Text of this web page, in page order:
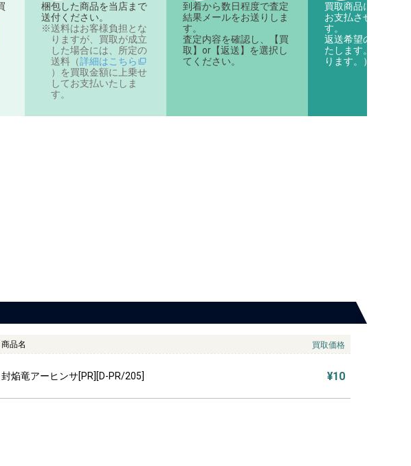
梱包した商品を当店まで
送付ください。
送料はお客様負担とな
りますが、買取が成立
した場合には、所定の
送料（詳細はこちら
）を買取金額に上乗せ
してお支払いたしま
す。
到着から数日程度で査定
結果メールをお送りしま
す。
査定内容を確認し、【買
取】or【返送】を選択し
てください。
買取商品に対する
お支払させていた
す。
返送希望の商品は
たします。（着払
ります。）
商品名 買取価格
封焔竜アーヒンサ[PR][D-PR/205] ¥10